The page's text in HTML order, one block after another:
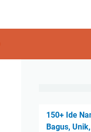
150+ Ide
Bagus,